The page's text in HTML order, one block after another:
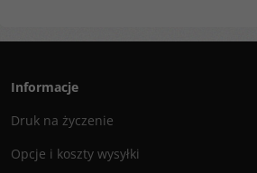
Informacje
Druk na życzenie
Opcje i koszty wysyłki